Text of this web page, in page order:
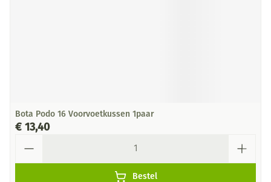
Bota Podo 16 Voorvoetkussen 1paar
€ 13,40
Bestel